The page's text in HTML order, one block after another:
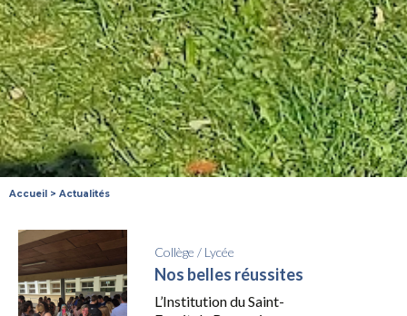
Accueil > Actualités
Collège / Lycée
Nos belles réussites
L’Institution du Saint-